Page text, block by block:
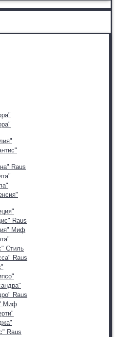
Raus
Raus
Миф
Стиль
Raus
Raus
Миф
Raus